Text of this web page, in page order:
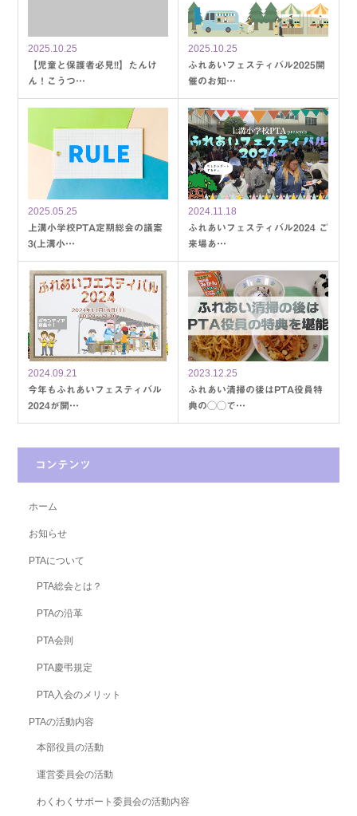
2025.10.25
【児童と保護者必見!!】たんけ
ん！こうつ…
2025.10.25
ふれあいフェスティバル2025開
催のお知…
2025.05.25
上溝小学校PTA定期総会の議案
3(上溝小…
2024.11.18
ふれあいフェスティバル2024 ご
来場あ…
2024.09.21
今年もふれあいフェスティバル
2024が開…
2023.12.25
ふれあい清掃の後はPTA役員特
典の◯◯で…
コンテンツ
ホーム
お知らせ
PTAについて
PTA総会とは？
PTAの沿革
PTA会則
PTA慶弔規定
PTA入会のメリット
PTAの活動内容
本部役員の活動
運営委員会の活動
わくわくサポート委員会の活動内容